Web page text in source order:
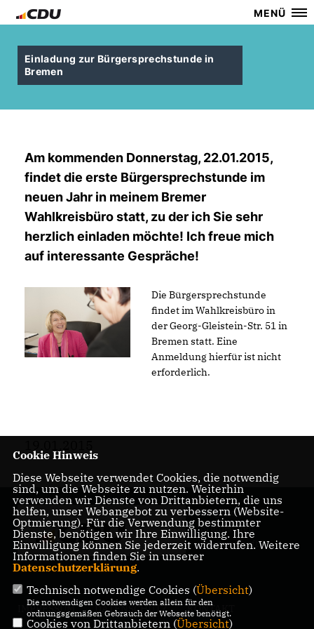
MENÜ
Einladung zur Bürgersprechstunde in
Bremen
Am kommenden Donnerstag, 22.01.2015,
findet die erste Bürgersprechstunde im
neuen Jahr in meinem Bremer
Wahlkreisbüro statt, zu der ich Sie sehr
herzlich einladen möchte! Ich freue mich
auf interessante Gespräche!
Die Bürgersprechstunde
findet im Wahlkreisbüro in
der Georg-Gleistein-Str. 51 in
Bremen statt. Eine
Anmeldung hierfür ist nicht
erforderlich.
Mitglied der
Bremischen
Bürgerschaft
IMPRESSUM DATENSCHUTZ KONTAKT
Cookie Hinweis
Diese Webseite verwendet Cookies, die notwendig
sind, um die Webseite zu nutzen. Weiterhin
verwenden wir Dienste von Drittanbietern, die uns
helfen, unser Webangebot zu verbessern (Website-
Optmierung). Für die Verwendung bestimmter
Dienste, benötigen wir Ihre Einwilligung. Ihre
Einwilligung können Sie jederzeit widerrufen. Weitere
Informationen finden Sie in unserer
Datenschutzerklärung.
Technisch notwendige Cookies (Übersicht)
Die notwendigen Cookies werden allein für den
ordnungsgemäßen Gebrauch der Webseite benötigt.
Cookies von Drittanbietern (Übersicht)